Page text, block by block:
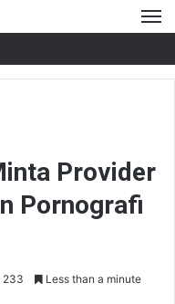
Provider
Pornografi
233 Less than a minute